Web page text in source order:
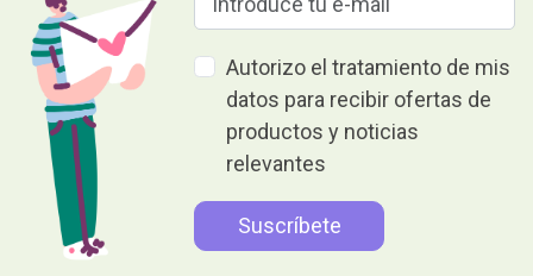
Autorizo el tratamiento de mis
datos para recibir ofertas de
productos y noticias
relevantes